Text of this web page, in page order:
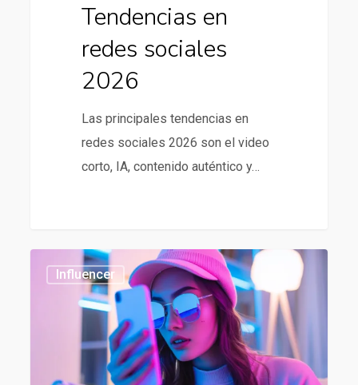
Tendencias en
redes sociales
2026
Las principales tendencias en
redes sociales 2026 son el video
corto, IA, contenido auténtico y…
Tendencias
influencer
Influencer 437